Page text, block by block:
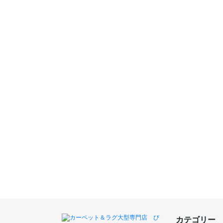
カテゴリー